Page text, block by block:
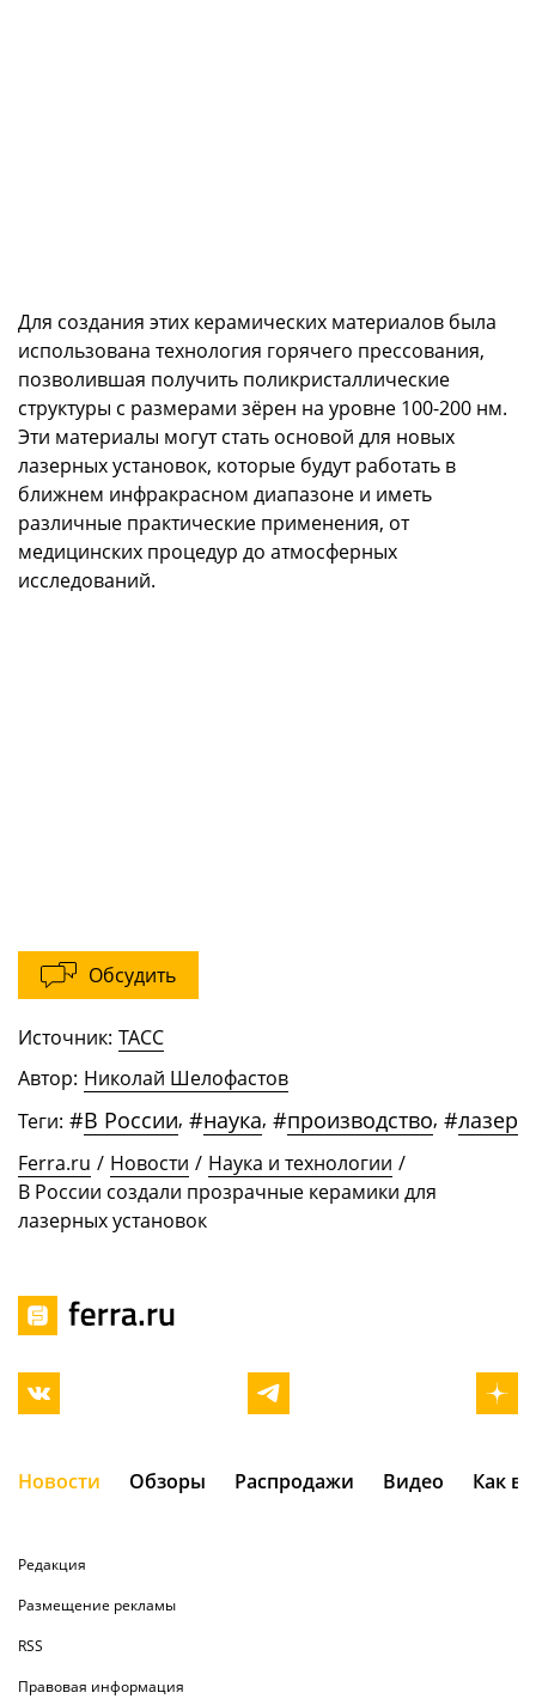
Для создания этих керамических материалов была
использована технология горячего прессования,
позволившая получить поликристаллические
структуры с размерами зёрен на уровне 100-200 нм.
Эти материалы могут стать основой для новых
лазерных установок, которые будут работать в
ближнем инфракрасном диапазоне и иметь
различные практические применения, от
медицинских процедур до атмосферных
исследований.
Обсудить
Источник: ТАСС
Автор: Николай Шелофастов
Теги: #В России, #наука, #производство, #лазер
Ferra.ru / Новости / Наука и технологии /
В России создали прозрачные керамики для
лазерных установок
Новости Обзоры Распродажи Видео Как
Редакция
Размещение рекламы
RSS
Правовая информация